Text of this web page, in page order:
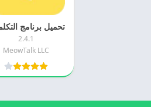
2.4.1
MeowTalk LLC